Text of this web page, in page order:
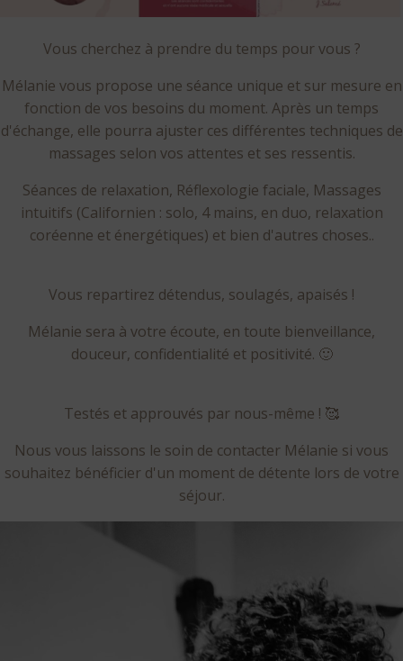
Vous cherchez à prendre du temps pour vous ?
Mélanie vous propose une séance unique et sur mesure en
fonction de vos besoins du moment. Après un temps
d'échange, elle pourra ajuster ces différentes techniques de
massages selon vos attentes et ses ressentis.
Séances de relaxation, Réflexologie faciale, Massages
intuitifs (Californien : solo, 4 mains, en duo, relaxation
coréenne et énergétiques) et bien d'autres choses..
Vous repartirez détendus, soulagés, apaisés !
Mélanie sera à votre écoute, en toute bienveillance,
douceur, confidentialité et positivité. 🙂
Testés et approuvés par nous-même ! 🥰
Nous vous laissons le soin de contacter Mélanie si vous
souhaitez bénéficier d'un moment de détente lors de votre
séjour.